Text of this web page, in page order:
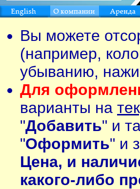
Вы можете
(например,
убыванию,
Для
варианты на
"Добавить" и
"Оформить" и
Цена, и
какого-либо